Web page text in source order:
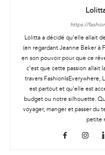
https://
Lolitta a décidé qu'elle allait
(en regardant Jeanne Beker à
en son pouvoir pour que ce
c'est que cette passion allait
travers FashionIsEverywhere,
est partout et qu'elle est
budget ou notre silhouette.
voyager, manger et passer du
petite